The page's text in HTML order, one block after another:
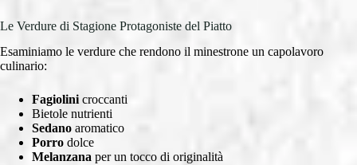
Le Verdure di Stagione Protagoniste del Piatto
Esaminiamo le verdure che rendono il minestrone un capolavoro
culinario:
Fagiolinicroccanti
Bietole nutrienti
Sedano aromatico
Porro dolce
Melanzana per un tocco di originalità